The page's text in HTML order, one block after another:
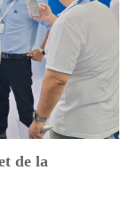
de la